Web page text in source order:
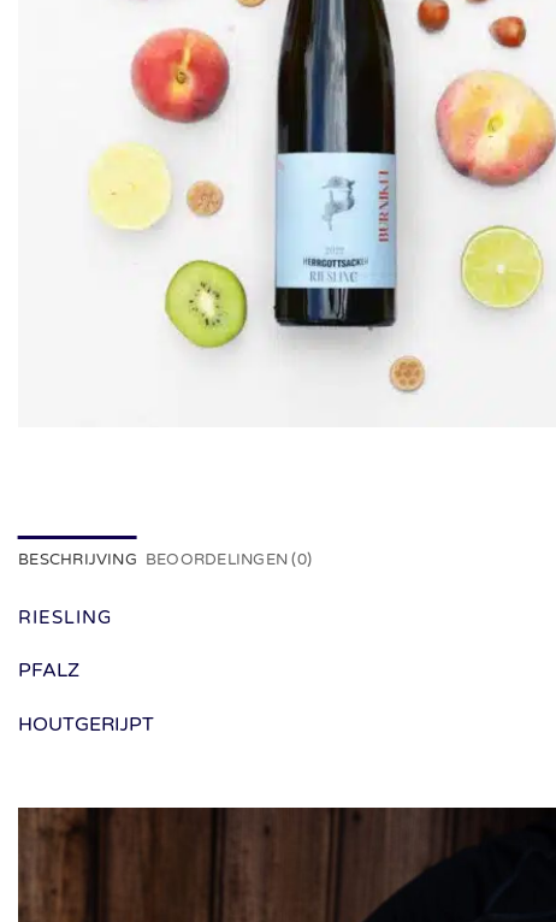
BESCHRIJVING BEOORDELINGEN (0)
RIESLING
PFALZ
HOUTGERIJPT